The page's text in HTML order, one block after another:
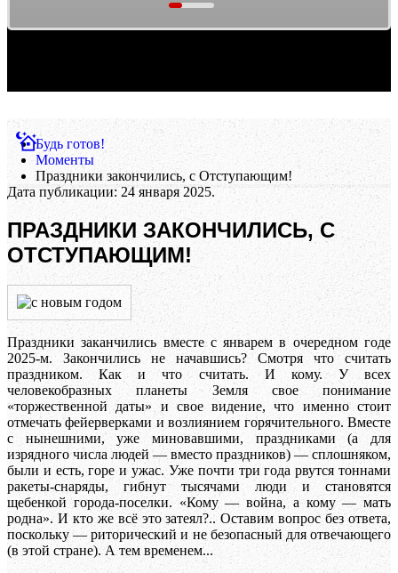
Будь готов!
Моменты
Праздники закончились, с Отступающим!
Дата публикации: 24 января 2025.
ПРАЗДНИКИ ЗАКОНЧИЛИСЬ, С
ОТСТУПАЮЩИМ!
Праздники заканчились вместе с январем в очередном годе
2025-м. Закончились не начавшись? Смотря что считать
праздником. Как и что считать. И кому. У всех
человекобразных планеты Земля свое понимание
«торжественной даты» и свое видение, что именно стоит
отмечать фейерверками и возлиянием горячительного. Вместе
с нынешними, уже миновавшими, праздниками (а для
изрядного числа людей — вместо праздников) — сплошняком,
были и есть, горе и ужас. Уже почти три года рвутся тоннами
ракеты-снаряды, гибнут тысячами люди и становятся
щебенкой города-поселки. «Кому — война, а кому — мать
родна». И кто же всё это затеял?.. Оставим вопрос без ответа,
поскольку — риторический и не безопасный для отвечающего
(в этой стране). А тем временем...